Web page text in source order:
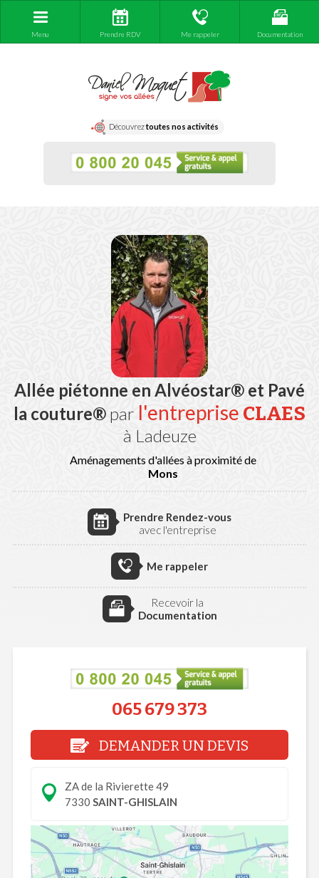
Menu Prendre RDV Me rappeler Documentation
Découvreztoutes nos activités
Allée piétonne en Alvéostar® et Pavé
la couture® par l'entreprise CLAES
à Ladeuze
Aménagements d'allées à proximité de
Mons
Prendre Rendez-vous
avec l'entreprise
Me rappeler
Recevoir la
Documentation
065 679 373
DEMANDER UN DEVIS
ZA de la Rivierette 49
7330 SAINT-GHISLAIN